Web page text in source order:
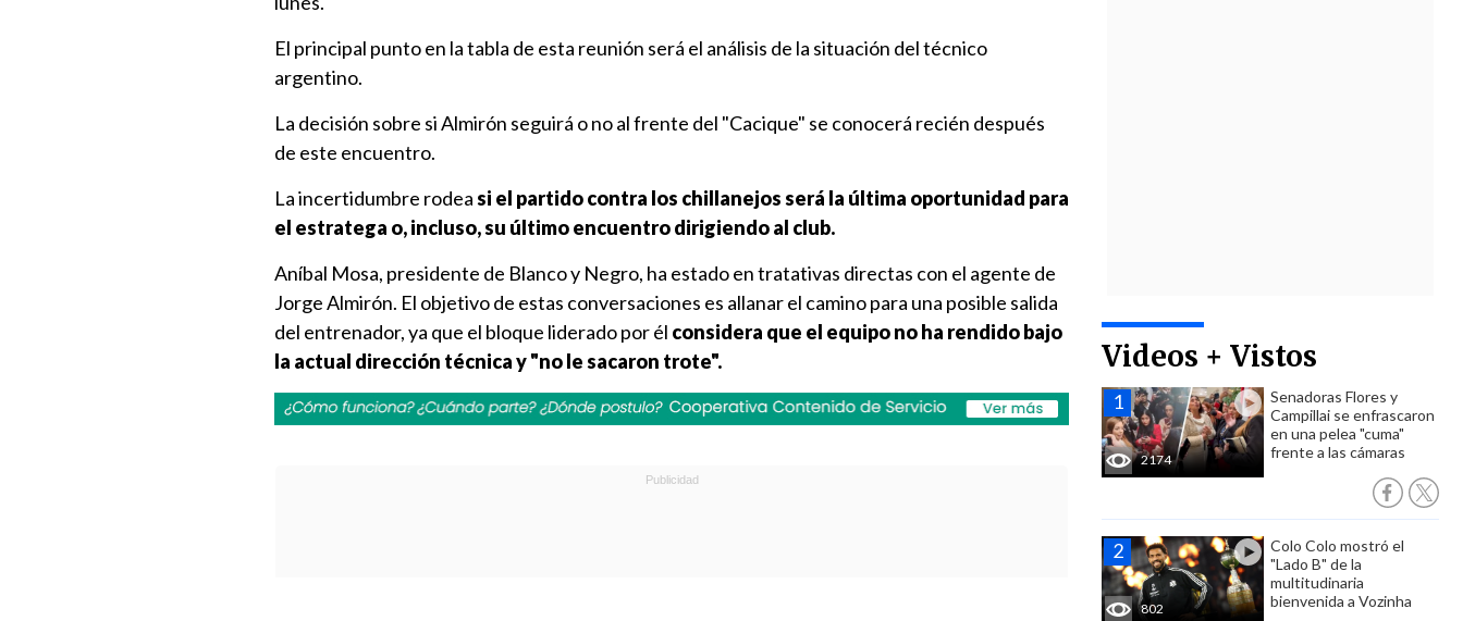
Videos + Vistos
2174
Senadoras Flores y
Campillai se enfrascaron
en una pelea "cuma"
frente a las cámaras
802
Colo Colo mostró el
"Lado B" de la
multitudinaria
bienvenida a Vozinha
El principal punto en la tabla de esta reunión será el análisis de la situación del técnico
argentino.
La decisión sobre si Almirón seguirá o no al frente del "Cacique" se conocerá recién después
de este encuentro.
La incertidumbre rodeasi el partido contra los chillanejos será la última oportunidad para
el estratega o, incluso, su último encuentro dirigiendo al club.
Aníbal Mosa, presidente de Blanco y Negro, ha estado en tratativas directas con el agente de
Jorge Almirón. El objetivo de estas conversaciones es allanar el camino para una posible salida
del entrenador, ya que el bloque liderado por él considera que el equipo no ha rendido bajo
la actual dirección técnica y "no le sacaron trote".